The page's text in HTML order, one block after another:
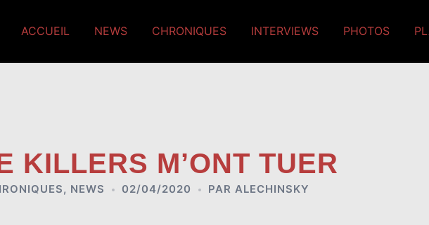
ACCUEIL NEWS CHRONIQUES INTERVIEWS PHOTOS
KILLERS M’ONT TUER
, NEWS 02/04/2020 PAR ALECHINSKY